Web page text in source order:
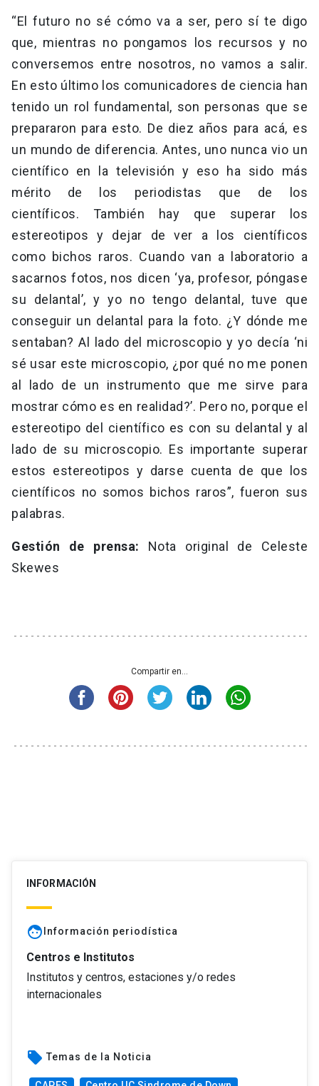
“El futuro no sé cómo va a ser, pero sí te digo
que, mientras no pongamos los recursos y no
conversemos entre nosotros, no vamos a salir.
En esto último los comunicadores de ciencia han
tenido un rol fundamental, son personas que se
prepararon para esto. De diez años para acá, es
un mundo de diferencia. Antes, uno nunca vio un
científico en la televisión y eso ha sido más
mérito de los periodistas que de los
científicos. También hay que superar los
estereotipos y dejar de ver a los científicos
como bichos raros. Cuando van a laboratorio a
sacarnos fotos, nos dicen ‘ya, profesor, póngase
su delantal’, y yo no tengo delantal, tuve que
conseguir un delantal para la foto. ¿Y dónde me
sentaban? Al lado del microscopio y yo decía ‘ni
sé usar este microscopio, ¿por qué no me ponen
al lado de un instrumento que me sirve para
mostrar cómo es en realidad?’. Pero no, porque el
estereotipo del científico es con su delantal y al
lado de su microscopio. Es importante superar
estos estereotipos y darse cuenta de que los
científicos no somos bichos raros”, fueron sus
palabras.
Gestión de prensa: Nota original de Celeste
Skewes
Compartir en...
INFORMACIÓN
face Información periodística
Centros e Institutos
Institutos y centros, estaciones y/o redes
internacionales
local_offer Temas de la Noticia